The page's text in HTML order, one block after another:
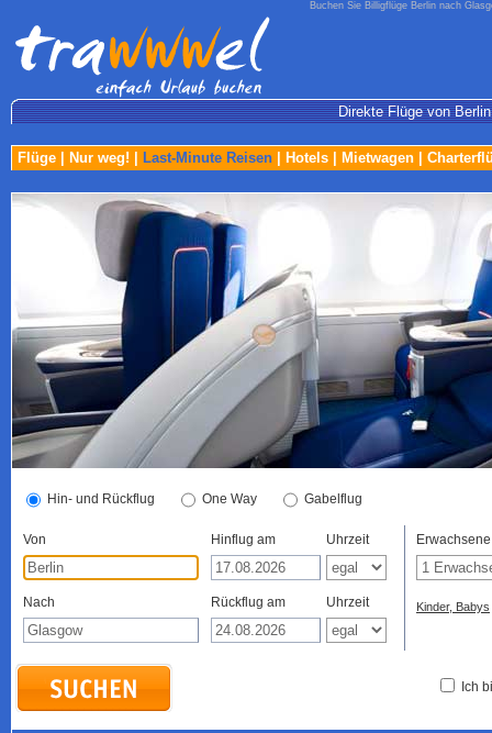
Buchen Sie Billigflüge Berlin nach
Direkte Flüge von
Flüge Nur weg! Last-Minute Reisen Hotels Mietwagen
Hin- und Rückflug One Way Gabelflug
Von Hinflug am Uhrzeit
Nach Rückflug am Uhrzeit
Erwachsene
Kinder, Babys
Ich